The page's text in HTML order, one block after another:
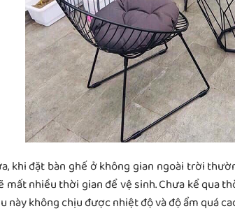
khi đặt bàn ghế ở không gian ngoài trời
mất nhiều thời gian để vệ sinh. Chưa kể qua
này không chịu được nhiệt độ và độ ẩm quá